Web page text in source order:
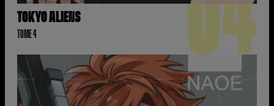
TOKYO ALIENS
TOME 4 04